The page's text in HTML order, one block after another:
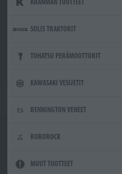
SOLIS TRAKTORIT
TOHATSU PERÄMOOTTORIT
KAWASAKI VESIJETIT
BENNINGTON VENEET
ROBOROCK
MUUT TUOTTEET